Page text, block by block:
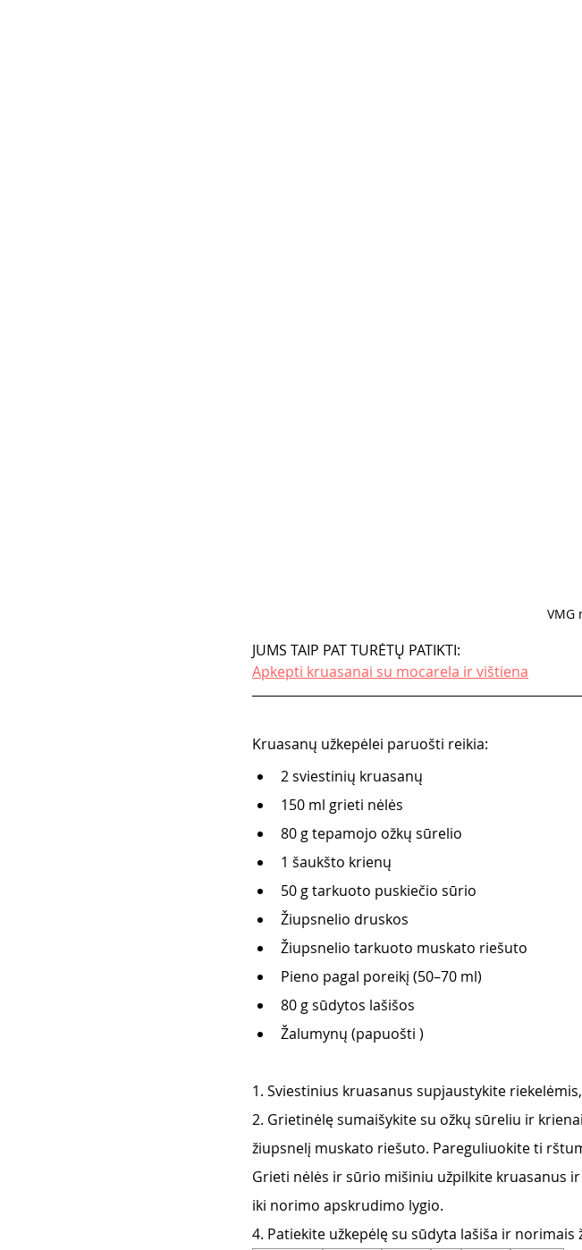
VMG
JUMS TAIP PAT TURĖTŲ PATIKTI:
Apkepti kruasanai su mocarela ir vištiena
Kruasanų užkepėlei paruošti reikia:
2 sviestinių kruasanų
150 ml grieti nėlės
80 g tepamojo ožkų sūrelio
1 šaukšto krienų
50 g tarkuoto puskiečio sūrio
Žiupsnelio druskos
Žiupsnelio tarkuoto muskato riešuto
Pieno pagal poreikį (50–70 ml)
80 g sūdytos lašišos
Žalumynų (papuošti )
1. Sviestinius kruasanus supjaustykite
2. Grietinėlę sumaišykite su ožkų sūreliu ir
žiupsnelį muskato riešuto. Pareguliuokite ti
Grieti nėlės ir sūrio mišiniu užpilkite kruasanus
iki norimo apskrudimo lygio.
4. Patiekite užkepėlę su sūdyta lašiša ir norimais